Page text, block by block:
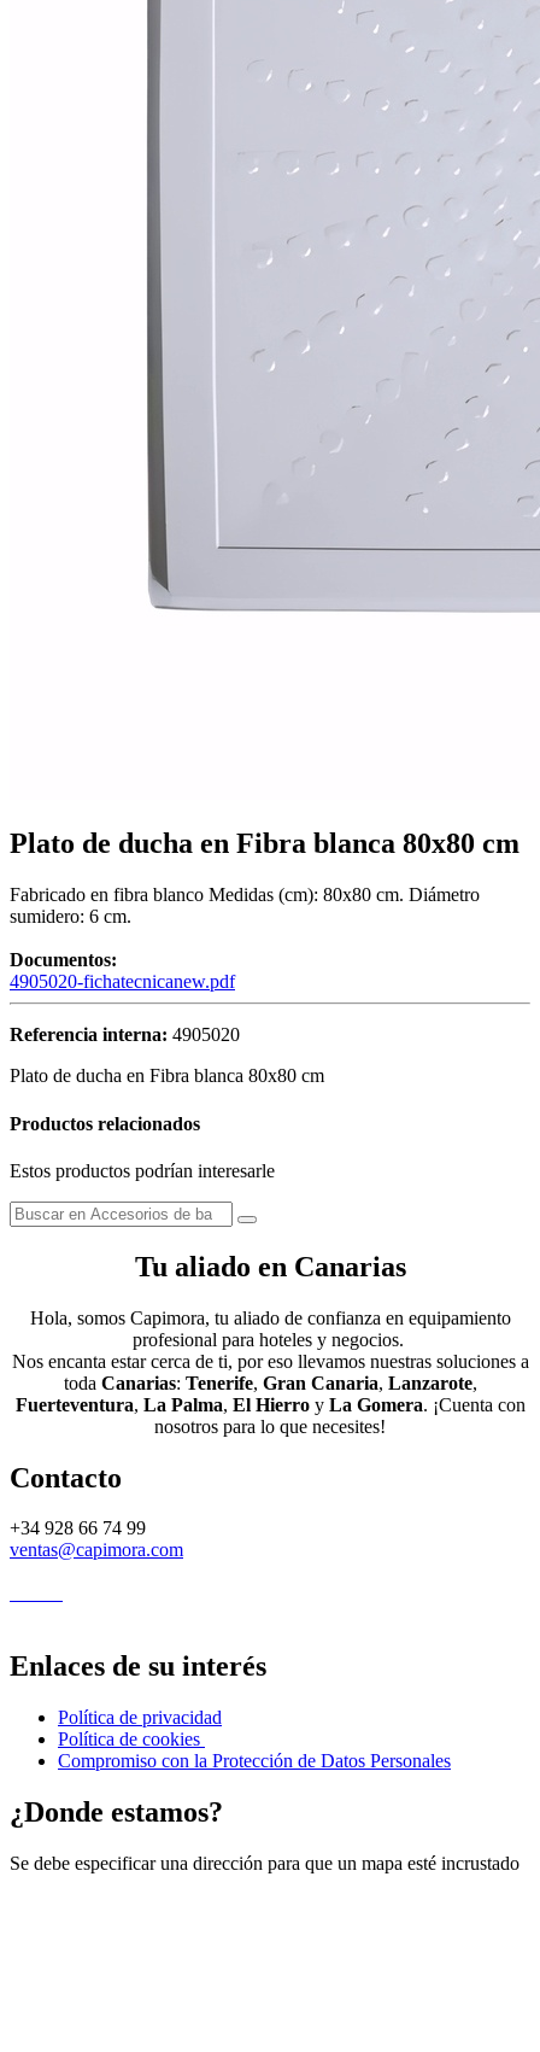
Mobiliario de vestuarios
Bancos de vestuario
Plato de ducha en Fibra blanca 80x80 cm
Fabricado en fibra blanco Medidas (cm): 80x80 cm. Diámetro
sumidero: 6 cm.
Documentos:
4905020-fichatecnicanew.pdf
Referencia interna: 4905020
Plato de ducha en Fibra blanca 80x80 cm
Productos relacionados
Estos productos podrían interesarle
Tu aliado en Canarias
Hola, somos Capimora, tu aliado de confianza en equipamiento
profesional para hoteles y negocios.
Nos encanta estar cerca de ti, por eso llevamos nuestras soluciones a
toda Canarias: Tenerife, Gran Canaria, Lanzarote,
Fuerteventura, La Palma, El Hierroy La Gomera. ¡Cuenta con
nosotros para lo que necesites!
Contacto
+34 928 66 74 99
ventas@capimora.com
Enlaces de su interés
Política de privacidad
Política de cookies
Compromiso con la Protección de Datos Personales
¿Donde estamos?
Se debe especificar una dirección para que un mapa esté incrustado